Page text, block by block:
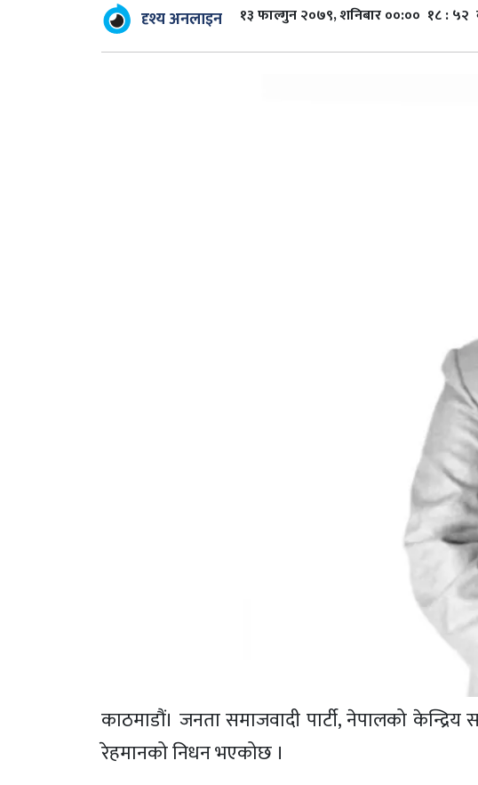
दृश्य अनलाइन १३ फाल्गुन २०७९, शनिबार ००:०० १८ :
काठमाडौं। जनता समाजवादी पार्टी, नेपालको
रेहमानको निधन भएकोछ ।